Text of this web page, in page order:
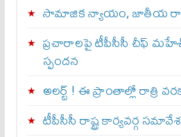
సామాజిక న్యాయం, జాతీయ
ప్రచారాలపై టీపీసీసీ చీఫ్
స్పందన
అల‌ర్ట్ ! ఈ ప్రాంతాల్లో రాత్రి
టీపీసీసీ రాష్ట్ర కార్యవర్గ